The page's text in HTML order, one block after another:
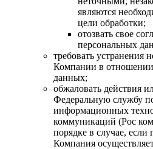
являются
цели обработки;
отозвать свое
персональных
требовать устранения
Компании в
данных;
обжаловать действия
Федеральную службу
информационных
коммуникаций (Рос ком
порядке в случае, если
Компания